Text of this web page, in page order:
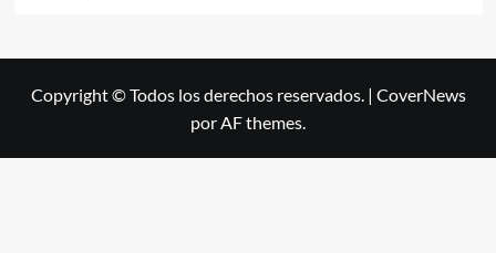
Copyright © Todos los derechos reservados. | CoverNews
por AF themes.